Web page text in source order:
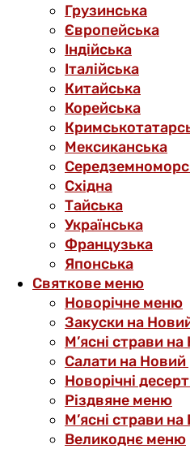
Грузинська
Європейська
Індійська
Італійська
Китайська
Корейська
Мексиканська
Східна
Тайська
Українська
Французька
Японська
Святкове меню
Новорічне меню
Закуски на
М’ясні страви на
Салати на Новий
Новорічні
Різдвяне меню
М’ясні страви на
Великоднє меню